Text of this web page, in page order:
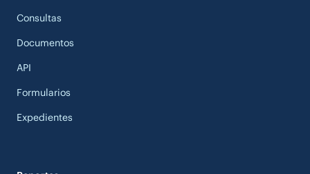
Consultas
Documentos
API
Formularios
Expedientes